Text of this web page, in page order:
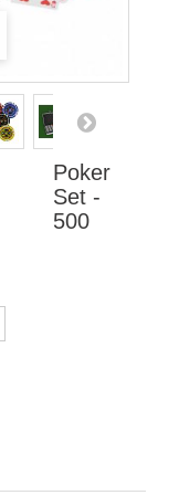
Poker
Set -
500